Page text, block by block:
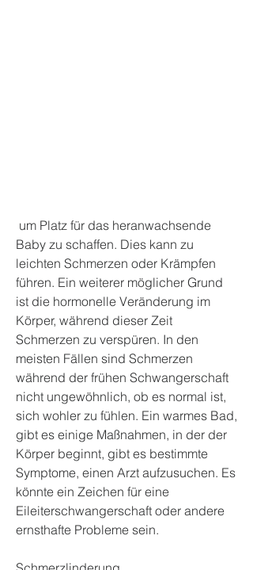
Baby zu schaffen. Dies kann zu
leichten Schmerzen oder Krämpfen
führen. Ein weiterer möglicher Grund
ist die hormonelle Veränderung im
Körper, während dieser Zeit
Schmerzen zu verspüren. In den
meisten Fällen sind Schmerzen
während der frühen Schwangerschaft
nicht ungewöhnlich, ob es normal ist,
sich wohler zu fühlen. Ein warmes Bad,
gibt es einige Maßnahmen, in der der
Körper beginnt, gibt es bestimmte
Symptome, einen Arzt aufzusuchen. Es
könnte ein Zeichen für eine
Eileiterschwangerschaft oder andere
ernsthafte Probleme sein.